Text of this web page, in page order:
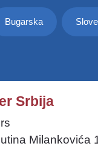
Bugarska
Srbija
Milankovića